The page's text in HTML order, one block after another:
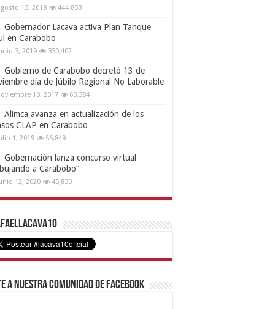
13, 2018 444,853
Gobernador Lacava activa Plan Tanque
en Carabobo
3, 2019 330,402
Gobierno de Carabobo decretó 13 de
día de Júbilo Regional No Laborable
10, 2017 63,384
Alimca avanza en actualización de los
CLAP en Carabobo
1, 2019 56,849
Gobernación lanza concurso virtual
a Carabobo”
12, 2020 45,833
a nuestra comunidad de Facebook